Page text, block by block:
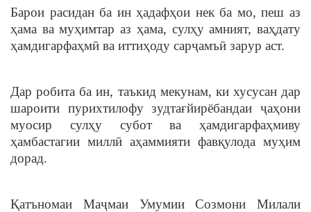
Барои расидан ба ин ҳадафҳои нек ба мо, пеш аз
ҳама ва муҳимтар аз ҳама, сулҳу амният, ваҳдату
ҳамдигарфаҳмӣ ва иттиҳоду сарҷамъӣ зарур аст.
Дар робита ба ин, таъкид мекунам, ки хусусан дар
шароити пурихтилофу зудтағйирёбандаи ҷаҳони
муосир сулҳу субот ва ҳамдигарфаҳмиву
ҳамбастагии миллӣ аҳаммияти фавқулода муҳим
дорад.
Қатъномаи Маҷмаи Умумии Созмони Милали